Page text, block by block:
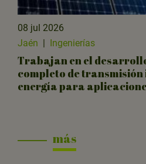
08 jul 2026
Jaén
Ingenierías
Trabajan en el
completo de
energía para
más